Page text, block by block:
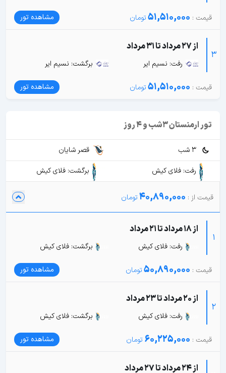
51,510,000 مشاهده تور
3
از 27 مرداد تا 31 مرداد
رفت: نسیم ایر برگشت: نسیم ایر
51,510,000 مشاهده تور
تور ارمنستان 3شب و 4 روز
3 شب
قصر شایان
رفت: فلای کیش
برگشت: فلای کیش
40,890,000
1
از 18 مرداد تا 21 مرداد
رفت: فلای کیش برگشت: فلای کیش
50,890,000 مشاهده تور
2
از 20 مرداد تا 23 مرداد
رفت: فلای کیش برگشت: فلای کیش
60,225,000 مشاهده تور
از 24 مرداد تا 27 مرداد